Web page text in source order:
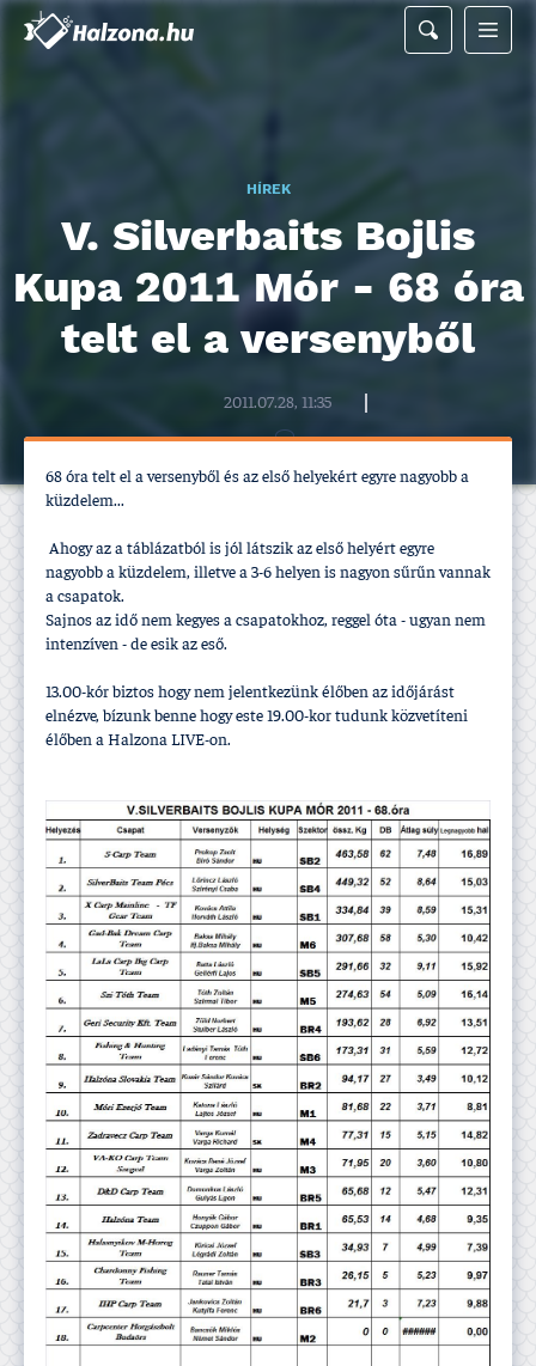
HÍREK
V. Silverbaits Bojlis
Kupa 2011 Mór - 68 óra
telt el a versenyből
2011.07.28, 11:35
68 óra telt el a versenyből és az első helyekért egyre nagyobb a
küzdelem...
Ahogy az a táblázatból is jól látszik az első helyért egyre
nagyobb a küzdelem, illetve a 3-6 helyen is nagyon sűrűn vannak
a csapatok.
Sajnos az idő nem kegyes a csapatokhoz, reggel óta - ugyan nem
intenzí­ven - de esik az eső.
13.00-kór biztos hogy nem jelentkezünk élőben az időjárást
elnézve, bí­zunk benne hogy este 19.00-kor tudunk közvetí­teni
élőben a Halzona LIVE-on.